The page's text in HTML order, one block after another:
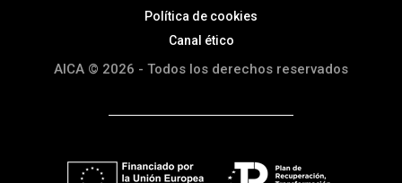
Política de cookies
Canal ético
AICA © 2026 - Todos los derechos reservados